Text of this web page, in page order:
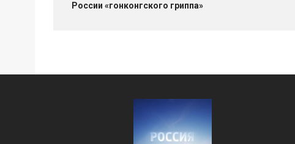
России «гонконгского гриппа»